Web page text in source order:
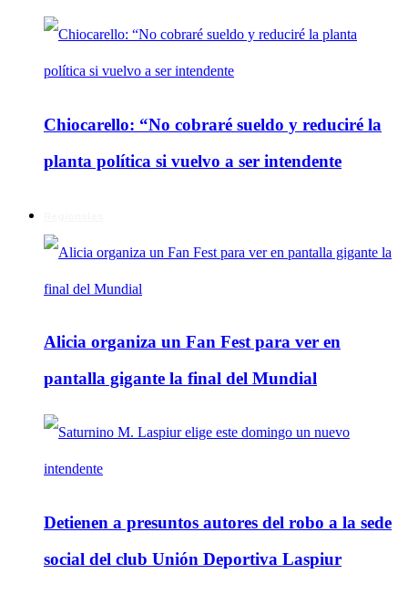
Chiocarello: “No cobraré sueldo y reduciré la
planta política si vuelvo a ser intendente
Alicia organiza un Fan Fest para ver en
pantalla gigante la final del Mundial
Detienen a presuntos autores del robo a la sede
social del club Unión Deportiva Laspiur